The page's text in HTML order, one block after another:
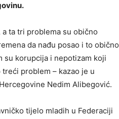
ta tri problema su obično
da nađu posao i to obično
su korupcija i nepotizam koji
problem – kazao je u
Nedim Alibegović.
tijelo mladih u Federaciji